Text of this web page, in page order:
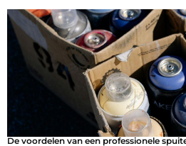
De voordelen van een professionele